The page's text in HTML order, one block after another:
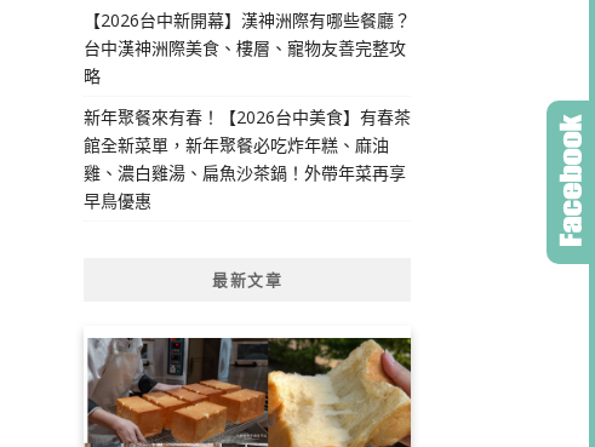
【2026台中新開幕】漢神洲際有哪些餐廳？
台中漢神洲際美食、樓層、寵物友善完整攻
略
新年聚餐來有春！【2026台中美食】有春茶
館全新菜單，新年聚餐必吃炸年糕、麻油
雞、濃白雞湯、扁魚沙茶鍋！外帶年菜再享
早鳥優惠
最新文章